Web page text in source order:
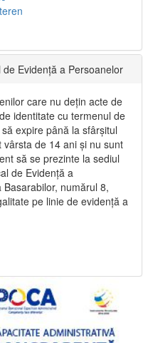
Evidență a Persoanelor
care nu dețin acte de
identitate cu termenul de
expire până la sfârșitul
de 14 ani și nu sunt
să se prezinte la sediul
de Evidență a
numărul 8,
pe linie de evidență a